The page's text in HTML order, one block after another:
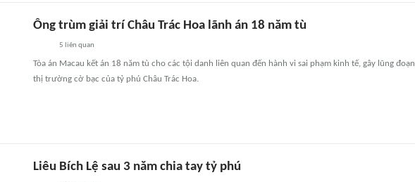
Ông trùm giải trí Châu Trác Hoa lãnh án 18 năm tù
5 liên quan
Tòa án Macau kết án 18 năm tù cho các tội danh liên quan đến hành vi sai phạm kinh tế, gây lũng đoạn
thị trường cờ bạc của tỷ phú Châu Trác Hoa.
Liêu Bích Lệ sau 3 năm chia tay tỷ phú